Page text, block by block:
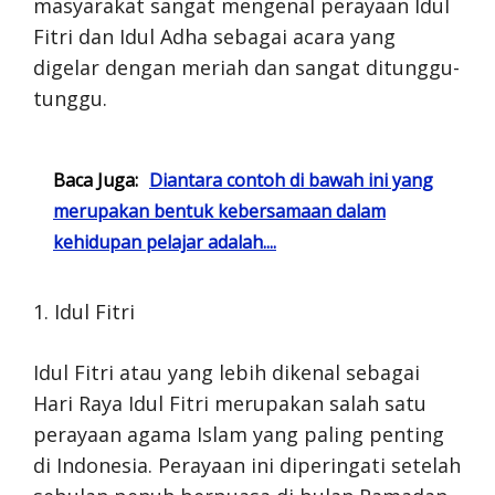
Fitri dan Idul Adha sebagai acara yang
digelar dengan meriah dan sangat ditunggu-
tunggu.
Baca Juga: Diantara contoh di bawah ini yang
merupakan bentuk kebersamaan dalam
kehidupan pelajar adalah....
1. Idul Fitri
Idul Fitri atau yang lebih dikenal sebagai
Hari Raya Idul Fitri merupakan salah satu
perayaan agama Islam yang paling penting
di Indonesia. Perayaan ini diperingati setelah